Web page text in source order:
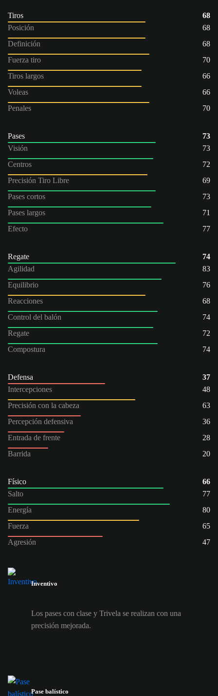
Tiros
68
Posición
68
Definición
68
Fuerza tiro
70
Tiros largos
66
Voleas
66
Penales
70
Pases
73
Visión
73
Centros
72
Precisión Tiro Libre
69
Pases cortos
73
Pases largos
71
Efecto
77
Regate
74
Agilidad
83
Equilibrio
76
Reacciones
68
Control del balón
74
Regate
72
Compostura
74
Defensa
37
Intercepciones
48
Precisión con la cabeza
63
Percepción defensiva
36
Entrada de frente
28
Barrida
20
Físico
66
Salto
77
Energía
80
Fuerza
65
Agresión
47
Inventivo
Los pases con clase y Trivela se realizan con una
precisión mejorada.
Pase balístico